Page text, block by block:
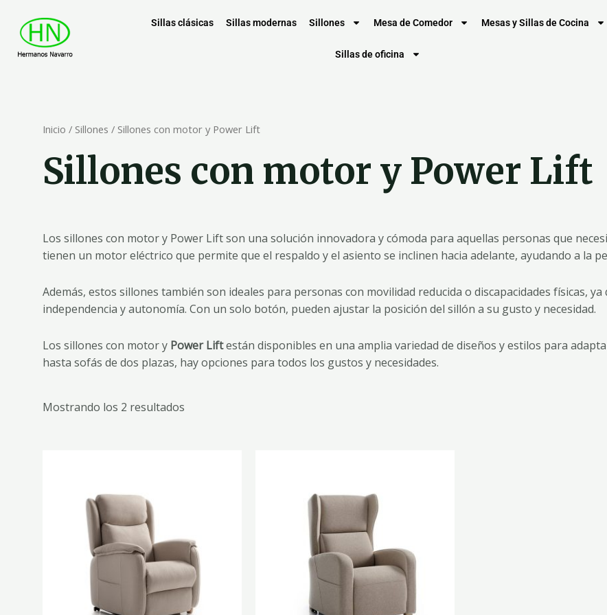
Sillas clásicas Sillas modernas Sillones Mesa de Comedor Mesas y Sillas de Cocina
Sillas de oficina
Inicio / Sillones / Sillones con motor y Power Lift
Sillones con motor y Power Lift
Los sillones con motor y Power Lift son una solución innovadora y cómoda para aquellas personas que
tienen un motor eléctrico que permite que el respaldo y el asiento se inclinen hacia adelante, ayudando a la
Además, estos sillones también son ideales para personas con movilidad reducida o discapacidades físicas,
independencia y autonomía. Con un solo botón, pueden ajustar la posición del sillón a su gusto y necesidad.
Los sillones con motor y Power Liftestán disponibles en una amplia variedad de diseños y estilos para
hasta sofás de dos plazas, hay opciones para todos los gustos y necesidades.
Mostrando los 2 resultados